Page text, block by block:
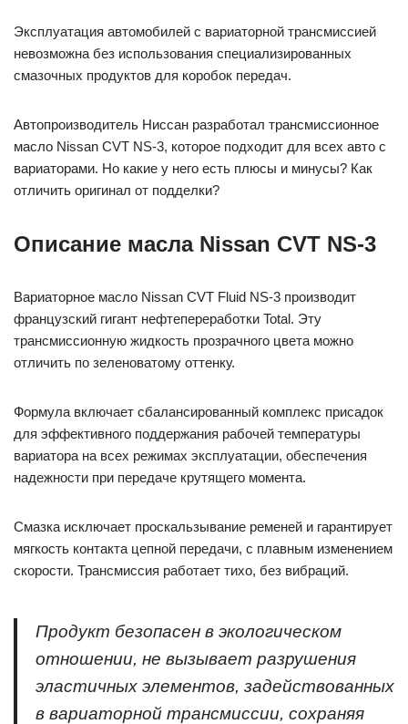
Эксплуатация автомобилей с вариаторной трансмиссией
невозможна без использования специализированных
смазочных продуктов для коробок передач.
Автопроизводитель Ниссан разработал трансмиссионное
масло Nissan CVT NS-3, которое подходит для всех авто с
вариаторами. Но какие у него есть плюсы и минусы? Как
отличить оригинал от подделки?
Описание масла Nissan CVT NS-3
Вариаторное масло Nissan CVT Fluid NS-3 производит
французский гигант нефтепереработки Total. Эту
трансмиссионную жидкость прозрачного цвета можно
отличить по зеленоватому оттенку.
Формула включает сбалансированный комплекс присадок
для эффективного поддержания рабочей температуры
вариатора на всех режимах эксплуатации, обеспечения
надежности при передаче крутящего момента.
Смазка исключает проскальзывание ременей и гарантирует
мягкость контакта цепной передачи, с плавным изменением
скорости. Трансмиссия работает тихо, без вибраций.
Продукт безопасен в экологическом
отношении, не вызывает разрушения
эластичных элементов, задействованных
в вариаторной трансмиссии, сохраняя